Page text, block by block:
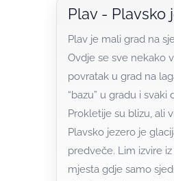
Plav - Plavsko
Plav je mali grad na
Ovdje se sve nekako
povratak u grad na
“bazu” u gradu i
Prokletije su blizu, ali
Plavsko jezero je
predveče. Lim izvire
mjesta gdje samo